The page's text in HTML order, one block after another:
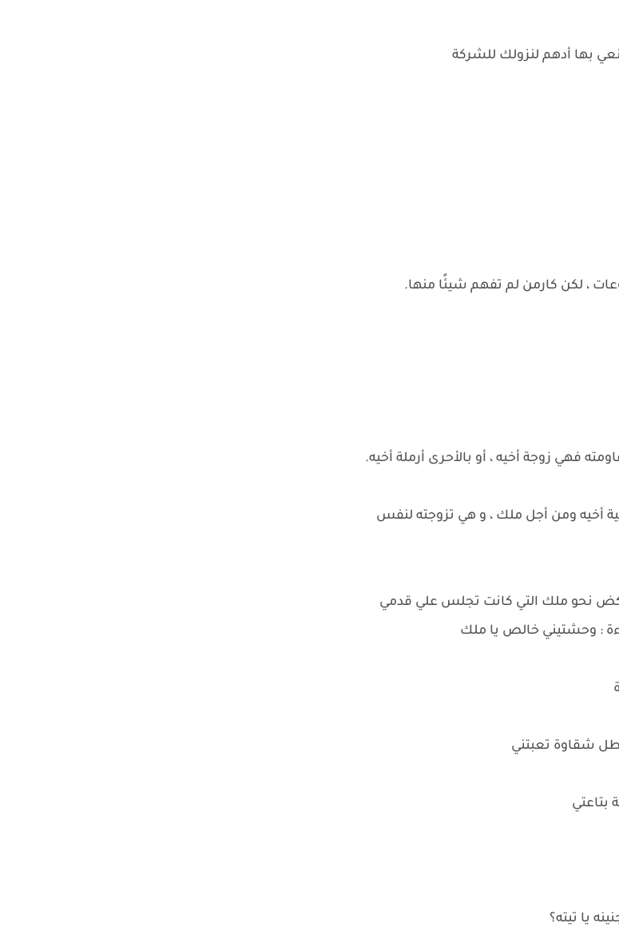
بها أدهم لنزولك للشركة
، لكن كارمن لم تفهم شيئًا منها.
فهي زوجة أخيه ، أو بالأحرى أرملة أخيه.
أخيه ومن أجل ملك ، و هي تزوجته لنفس
نحو ملك التي كانت تجلس علي قدمي
: وحشتيني خالص يا ملك
شقاوة تعبتني
بتاعتي
يا تيته؟